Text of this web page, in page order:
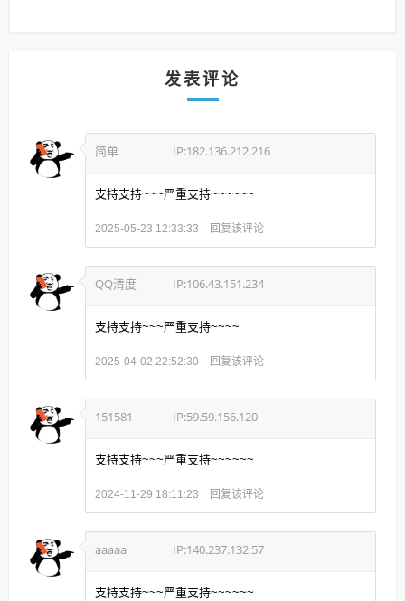
发表评论
简单 IP:182.136.212.216
支持支持~~~严重支持~~~~~~
2025-05-23 12:33:33 回复该评论
QQ清度 IP:106.43.151.234
支持支持~~~严重支持~~~~
2025-04-02 22:52:30 回复该评论
151581 IP:59.59.156.120
支持支持~~~严重支持~~~~~~
2024-11-29 18:11:23 回复该评论
aaaaa IP:140.237.132.57
支持支持~~~严重支持~~~~~~